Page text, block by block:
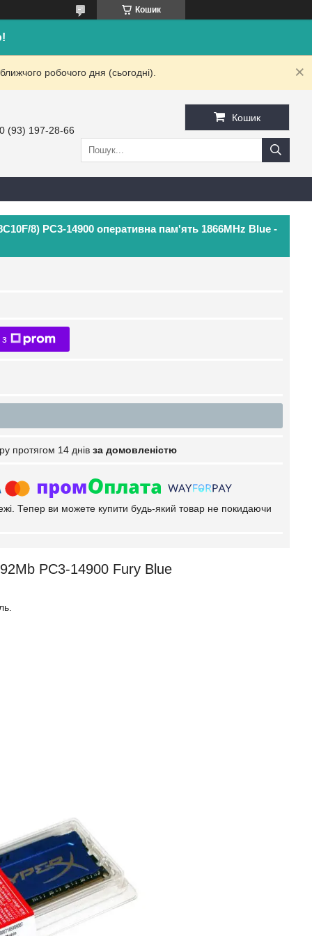
Кошик
робочого дня (сьогодні).
(93) 197-28-66
Кошик
8) PC3-14900 оперативна пам'ять 1866MHz Blue -
протягом 14 днів за домовленістю
Тепер ви можете купити будь-який товар не покидаючи
PC3-14900 Fury Blue